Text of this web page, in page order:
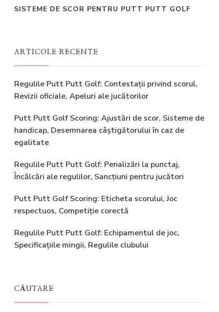
SISTEME DE SCOR PENTRU PUTT PUTT GOLF
ARTICOLE RECENTE
Regulile Putt Putt Golf: Contestații privind scorul,
Revizii oficiale, Apeluri ale jucătorilor
Putt Putt Golf Scoring: Ajustări de scor, Sisteme de
handicap, Desemnarea câștigătorului în caz de
egalitate
Regulile Putt Putt Golf: Penalizări la punctaj,
Încălcări ale regulilor, Sancțiuni pentru jucători
Putt Putt Golf Scoring: Eticheta scorului, Joc
respectuos, Competiție corectă
Regulile Putt Putt Golf: Echipamentul de joc,
Specificațiile mingii, Regulile clubului
CĂUTARE